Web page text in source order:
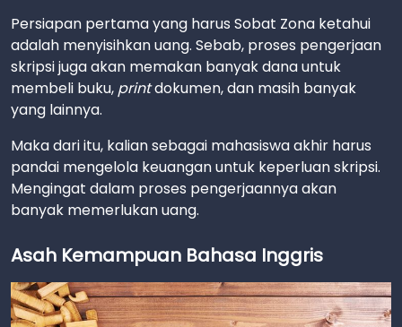
Persiapan pertama yang harus Sobat Zona ketahui
adalah menyisihkan uang. Sebab, proses pengerjaan
skripsi juga akan memakan banyak dana untuk
membeli buku, printdokumen, dan masih banyak
yang lainnya.
Maka dari itu, kalian sebagai mahasiswa akhir harus
pandai mengelola keuangan untuk keperluan skripsi.
Mengingat dalam proses pengerjaannya akan
banyak memerlukan uang.
Asah Kemampuan Bahasa Inggris